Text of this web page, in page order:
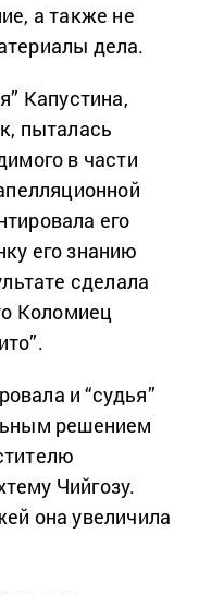
а также не
дела.
Капустина,
пыталась
в части
его
его знанию
сделала
Коломиец
и “судья”
решением
Чийгозу.
она увеличила